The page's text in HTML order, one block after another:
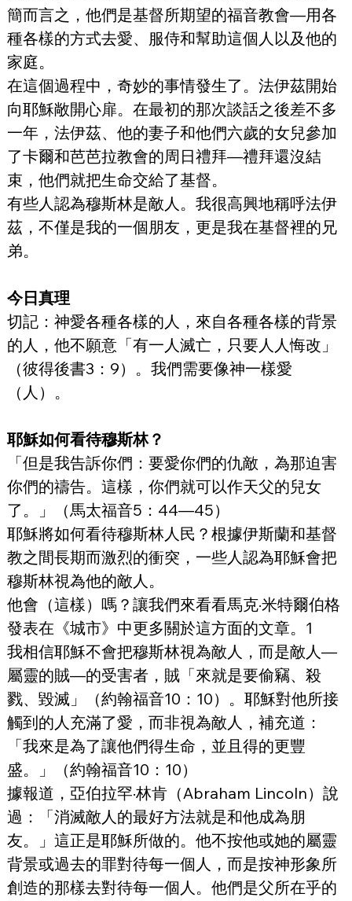
簡而言之，他們是基督所期望的福音教會—用各
種各樣的方式去愛、服侍和幫助這個人以及他的
家庭。
在這個過程中，奇妙的事情發生了。法伊茲開始
向耶穌敞開心扉。在最初的那次談話之後差不多
一年，法伊茲、他的妻子和他們六歲的女兒參加
了卡爾和芭芭拉教會的周日禮拜—禮拜還沒結
束，他們就把生命交給了基督。
有些人認為穆斯林是敵人。我很高興地稱呼法伊
茲，不僅是我的一個朋友，更是我在基督裡的兄
弟。
今日真理
切記：神愛各種各樣的人，來自各種各樣的背景
的人，他不願意「有一人滅亡，只要人人悔改」
（彼得後書3：9）。我們需要像神一樣愛
（人）。
耶穌如何看待穆斯林？
「但是我告訴你們：要愛你們的仇敵，為那迫害
你們的禱告。這樣，你們就可以作天父的兒女
了。」（馬太福音5：44—45）
耶穌將如何看待穆斯林人民？根據伊斯蘭和基督
教之間長期而激烈的衝突，一些人認為耶穌會把
穆斯林視為他的敵人。
他會（這樣）嗎？讓我們來看看馬克·米特爾伯格
發表在《城市》中更多關於這方面的文章。1
我相信耶穌不會把穆斯林視為敵人，而是敵人—
屬靈的賊—的受害者，賊「來就是要偷竊、殺
戮、毀滅」（約翰福音10：10）。耶穌對他所接
觸到的人充滿了愛，而非視為敵人，補充道：
「我來是為了讓他們得生命，並且得的更豐
盛。」（約翰福音10：10）
據報道，亞伯拉罕·林肯（Abraham Lincoln）說
過：「消滅敵人的最好方法就是和他成為朋
友。」這正是耶穌所做的。他不按他或她的屬靈
背景或過去的罪對待每一個人，而是按神形象所
創造的那樣去對待每一個人。他們是父所在乎的